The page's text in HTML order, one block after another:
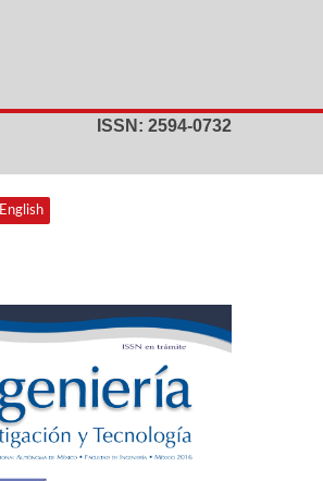
ISSN: 2594-0732
English